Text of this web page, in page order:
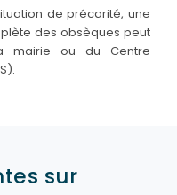
de précarité, une
des obsèques peut
mairie ou du Centre
sur